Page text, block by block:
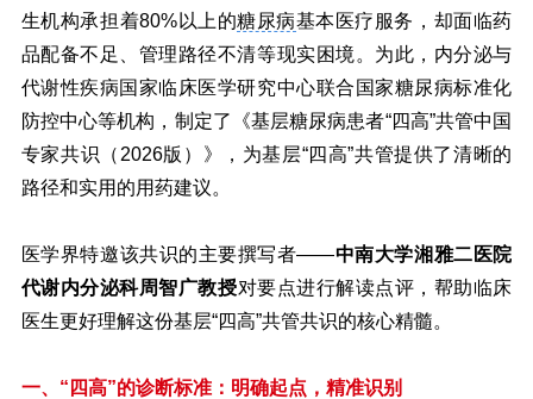
生机构承担着80%以上的糖尿病基本医疗服务，却面临药
品配备不足、管理路径不清等现实困境。为此，内分泌与
代谢性疾病国家临床医学研究中心联合国家糖尿病标准化
防控中心等机构，制定了《基层糖尿病患者“四高”共管中国
专家共识（2026版）》，为基层“四高”共管提供了清晰的
路径和实用的用药建议。
医学界特邀该共识的主要撰写者——中南大学湘雅二医院
代谢内分泌科周智广教授对要点进行解读点评，帮助临床
医生更好理解这份基层“四高”共管共识的核心精髓。
一、“四高”的诊断标准：明确起点，精准识别